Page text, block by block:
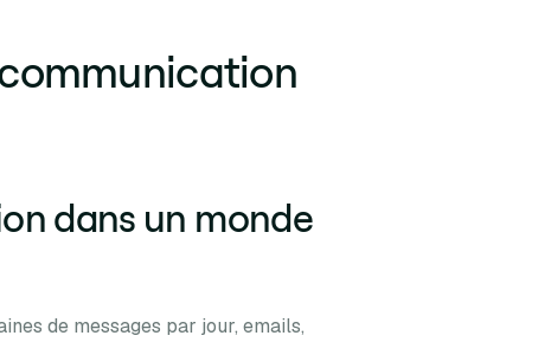
dans un monde
de messages par jour, emails,